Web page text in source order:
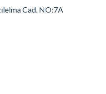
Cad. NO:7A